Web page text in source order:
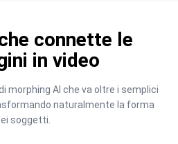
connette le
in video
morphing AI che va oltre i semplici
naturalmente la forma
soggetti.